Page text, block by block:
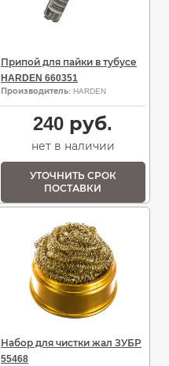
Припой для пайки в тубусе
HARDEN 660351
Производитель: HARDEN
240 руб.
нет в наличии
УТОЧНИТЬ СРОК
ПОСТАВКИ
Набор для чистки жал ЗУБР
55468